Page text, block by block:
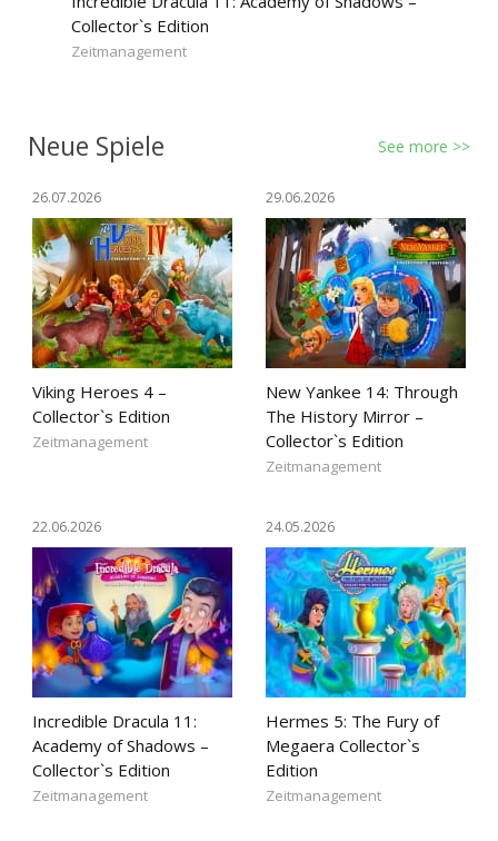
Collector`s Edition
Zeitmanagement
Neue Spiele See more >>
26.07.2026
Viking Heroes 4 –
Collector`s Edition
Zeitmanagement
29.06.2026
New Yankee 14: Through
The History Mirror –
Collector`s Edition
Zeitmanagement
22.06.2026
Incredible Dracula 11:
Academy of Shadows –
Collector`s Edition
Zeitmanagement
24.05.2026
Hermes 5: The Fury of
Megaera Collector`s
Edition
Zeitmanagement